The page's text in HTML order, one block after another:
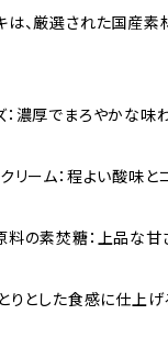
、厳選された国産素
濃厚でまろやかな味
リーム：程よい酸味と
の素焚糖：上品な甘
りとした食感に仕上げ